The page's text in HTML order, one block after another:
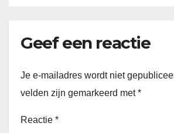
Geef een reactie
Je e-mailadres wordt niet
velden zijn gemarkeerd met*
Reactie *